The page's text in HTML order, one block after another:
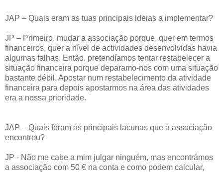
JAP – Quais eram as tuas principais ideias a implementar?
JP – Primeiro, mudar a associação porque, quer em termos
financeiros, quer a nível de actividades desenvolvidas havia
algumas falhas. Então, pretendíamos tentar restabelecer a
situação financeira porque deparamo-nos com uma situação
bastante débil. Apostar num restabelecimento da atividade
financeira para depois apostarmos na área das atividades
era a nossa prioridade.
JAP – Quais foram as principais lacunas que a associação
encontrou?
JP - Não me cabe a mim julgar ninguém, mas encontrámos
a associação com 50 € na conta e como podem calcular,